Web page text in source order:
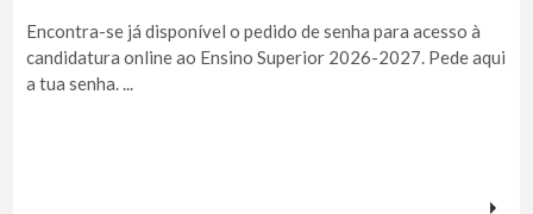
Encontra-se já disponível o pedido de senha para acesso à
candidatura online ao Ensino Superior 2026-2027. Pede aqui
a tua senha. ...